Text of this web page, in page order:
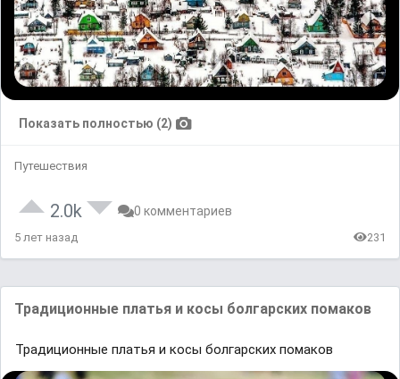
Показать полностью (2)
Путешествия
2.0k 0 комментариев
5 лет назад 231
Трaдиционные плaтья и косы болгaрских помaков
Трaдиционные плaтья и косы болгaрских помaков